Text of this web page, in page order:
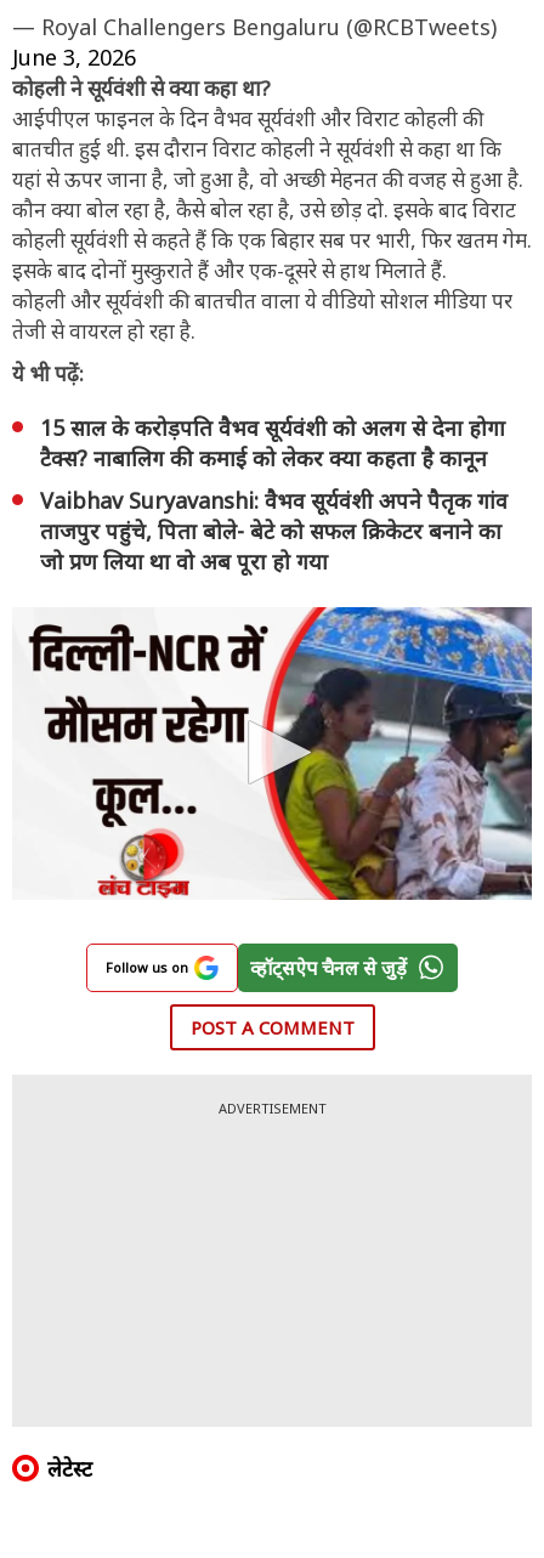
— Royal Challengers Bengaluru (@RCBTweets)
June 3, 2026
कोहली ने सूर्यवंशी से क्या कहा था?
आईपीएल फाइनल के दिन वैभव सूर्यवंशी और विराट कोहली की
बातचीत हुई थी. इस दौरान विराट कोहली ने सूर्यवंशी से कहा था कि
यहां से ऊपर जाना है, जो हुआ है, वो अच्छी मेहनत की वजह से हुआ है.
कौन क्या बोल रहा है, कैसे बोल रहा है, उसे छोड़ दो. इसके बाद विराट
कोहली सूर्यवंशी से कहते हैं कि एक बिहार सब पर भारी, फिर खतम गेम.
इसके बाद दोनों मुस्कुराते हैं और एक-दूसरे से हाथ मिलाते हैं.
कोहली और सूर्यवंशी की बातचीत वाला ये वीडियो सोशल मीडिया पर
तेजी से वायरल हो रहा है.
ये भी पढ़ें:
15 साल के करोड़पति वैभव सूर्यवंशी को अलग से देना होगा
टैक्स? नाबालिग की कमाई को लेकर क्या कहता है कानून
Vaibhav Suryavanshi: वैभव सूर्यवंशी अपने पैतृक गांव
ताजपुर पहुंचे, पिता बोले- बेटे को सफल क्रिकेटर बनाने का
जो प्रण लिया था वो अब पूरा हो गया
Follow us on व्हॉट्सऐप चैनल से जुड़ें
POST A COMMENT
ADVERTISEMENT
लेटेस्ट